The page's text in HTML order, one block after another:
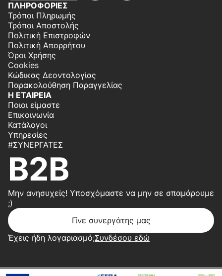
ΠΛΗΡΟΦΟΡΙΕΣ
Τρόποι Πληρωμής
Τρόποι Αποστολής
Πολιτική Επιστροφών
Πολιτική Απορρήτου
Όροι Χρήσης
Cookies
Κώδικας Δεοντολογίας
Παρακολούθηση Παραγγελίας
Η ΕΤΑΙΡΕΙΑ
Ποιοι είμαστε
Επικοινωνία
Κατάλογοι
Υπηρεσίες
#ΣΥΝΕΡΓΆΤΕΣ
B2B
Μην ανησυχείς! Υποσχόμαστε να μην σε σπαμάρουμε
;)
Γίνε συνεργάτης μας
Έχεις ήδη λογαριασμό;Συνδέσου εδώ